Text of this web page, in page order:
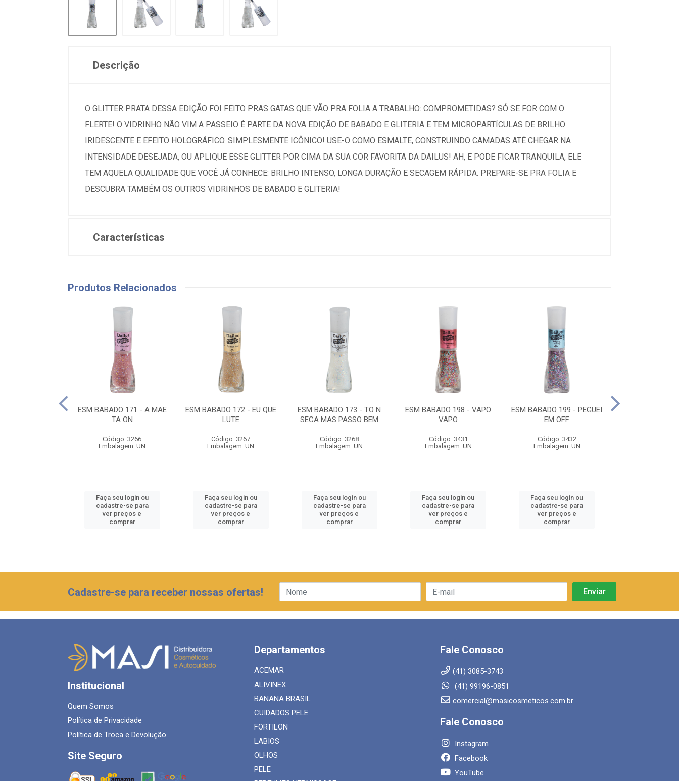
Descrição
O GLITTER PRATA DESSA EDIÇÃO FOI FEITO PRAS GATAS QUE VÃO PRA FOLIA A TRABALHO: COMPROMETIDAS? SÓ SE FOR COM O
FLERTE! O VIDRINHO NÃO VIM A PASSEIO É PARTE DA NOVA EDIÇÃO DE BABADO E GLITERIA E TEM MICROPARTÍCULAS DE BRILHO
IRIDESCENTE E EFEITO HOLOGRÁFICO. SIMPLESMENTE ICÔNICO! USE-O COMO ESMALTE, CONSTRUINDO CAMADAS ATÉ CHEGAR NA
INTENSIDADE DESEJADA, OU APLIQUE ESSE GLITTER POR CIMA DA SUA COR FAVORITA DA DAILUS! AH, E PODE FICAR TRANQUILA, ELE
TEM AQUELA QUALIDADE QUE VOCÊ JÁ CONHECE: BRILHO INTENSO, LONGA DURAÇÃO E SECAGEM RÁPIDA. PREPARE-SE PRA FOLIA E
DESCUBRA TAMBÉM OS OUTROS VIDRINHOS DE BABADO E GLITERIA!
Características
Produtos Relacionados
ESM BABADO 171 - A MAE
TA ON
Código: 3266
Embalagem: UN
Faça seu login ou
cadastre-se para
ver preços e
comprar
ESM BABADO 172 - EU QUE
LUTE
Código: 3267
Embalagem: UN
Faça seu login ou
cadastre-se para
ver preços e
comprar
ESM BABADO 173 - TO N
SECA MAS PASSO BEM
Código: 3268
Embalagem: UN
Faça seu login ou
cadastre-se para
ver preços e
comprar
ESM BABADO 198 - VAPO
VAPO
Código: 3431
Embalagem: UN
Faça seu login ou
cadastre-se para
ver preços e
comprar
ESM BABADO 199 - PEGUEI
EM OFF
Código: 3432
Embalagem: UN
Faça seu login ou
cadastre-se para
ver preços e
comprar
Cadastre-se para receber nossas ofertas!
Institucional
Quem Somos
Política de Privacidade
Política de Troca e Devolução
Site Seguro
Departamentos
ACEMAR
ALIVINEX
BANANA BRASIL
CUIDADOS PELE
FORTILON
LABIOS
OLHOS
PELE
Fale Conosco
(41) 3085-3743
(41) 99196-0851
comercial@masicosmeticos.com.br
Fale Conosco
Instagram
Facebook
YouTube